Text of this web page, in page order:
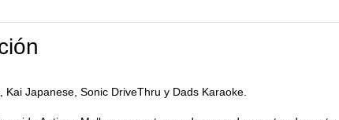
Japanese, Sonic DriveThru y Dads Karaoke.